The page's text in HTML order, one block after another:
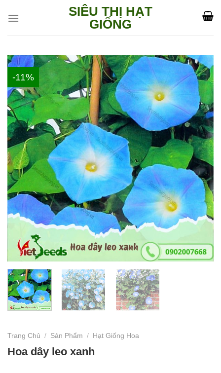
SIÊU THỊ HẠT
GIỐNG
-11%
Trang Chủ / Sản Phẩm / Hạt Giống Hoa
Hoa dây leo xanh